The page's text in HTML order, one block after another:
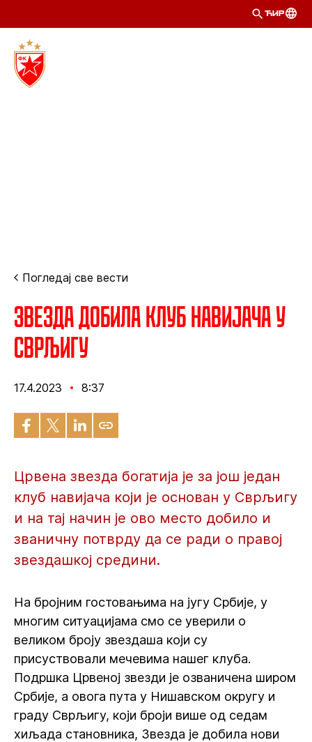
ЋИР
Погледај све вести
Звезда добила клуб навијача у
Сврљигу
17.4.2023 8:37
Црвена звезда богатија је за још један
клуб навијача који је основан у Сврљигу
и на тај начин је ово место добило и
званичну потврду да се ради о правој
звездашкој средини.
На бројним гостовањима на југу Србије, у
многим ситуацијама смо се уверили о
великом броју звездаша који су
присуствовали мечевима нашег клуба.
Подршка Црвеној звезди је озваничена широм
Србије, а овога пута у Нишавском округу и
граду Сврљигу, који броји више од седам
хиљада становника, Звезда је добила нови